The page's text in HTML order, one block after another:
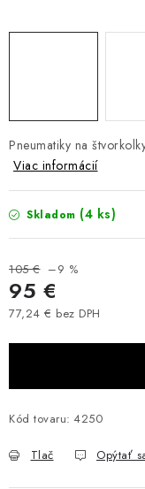
ŠTVORKOLKY
NOVINKY
VÝPREDAJ
AKCIA
YAMAHA
SUZUKI
Pneumatiky na
Viac informácií
Skladom (4 ks)
105 € –9 %
95 €
77,24 € bez DPH
Kód tovaru: 4250
Tlač Opýtať